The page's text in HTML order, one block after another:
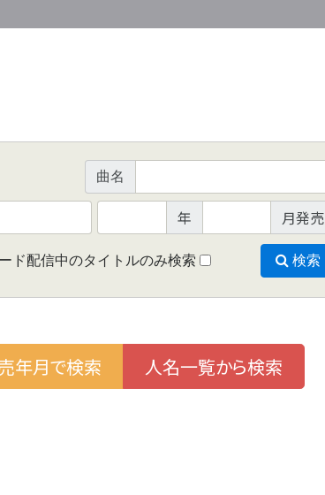
曲名
年 月発売
ド配信中のタイトルのみ検索 検索
年月で検索 人名一覧から検索